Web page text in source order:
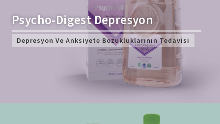
Psycho-Digest Depresyon
Depresyon Ve Anksiyete Bozukluklarının Tedavisi